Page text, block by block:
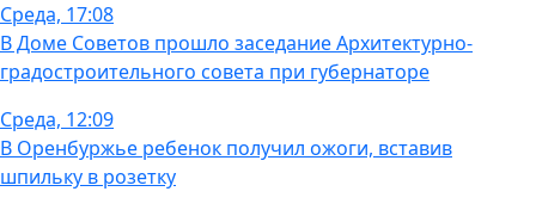
Среда, 17:08
В Доме Советов прошло заседание Архитектурно-
градостроительного совета при губернаторе
Среда, 12:09
В Оренбуржье ребенок получил ожоги, вставив
шпильку в розетку